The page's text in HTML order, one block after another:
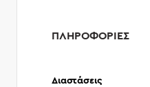
ΠΛΗΡΟΦΟΡΙΕΣ
Διαστάσεις